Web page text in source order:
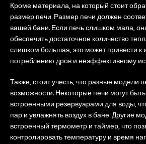
Кроме материала, на который стоит
размер печи. Размер печи должен
вашей бани. Если печь слишком мала,
обеспечить достаточное количество
слишком большая, это может привести
потреблению дров и неэффективному
Также, стоит учесть, что разные модели
возможности. Некоторые печи могут
встроенными резервуарами для воды,
пар и увлажнять воздух в бане. Другие
встроенный термометр и таймер, что
контролировать температуру и время